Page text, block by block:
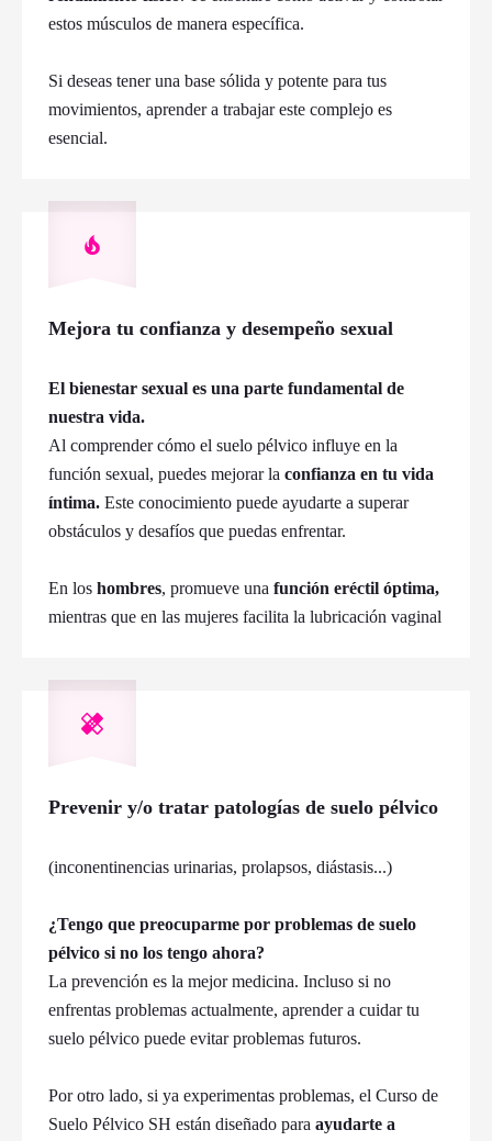
estos músculos de manera específica.
Si deseas tener una base sólida y potente para tus
movimientos, aprender a trabajar este complejo es
esencial.
Mejora tu confianza y desempeño sexual
El bienestar sexual es una parte fundamental de
nuestra vida.
Al comprender cómo el suelo pélvico influye en la
función sexual, puedes mejorar la confianza en tu vida
íntima. Este conocimiento puede ayudarte a superar
obstáculos y desafíos que puedas enfrentar.
En los hombres, promueve una función eréctil óptima,
mientras que en las mujeres facilita la lubricación vaginal
Prevenir y/o tratar patologías de suelo pélvico
(inconentinencias urinarias, prolapsos, diástasis...)
¿Tengo que preocuparme por problemas de suelo
pélvico si no los tengo ahora?
La prevención es la mejor medicina. Incluso si no
enfrentas problemas actualmente, aprender a cuidar tu
suelo pélvico puede evitar problemas futuros.
Por otro lado, si ya experimentas problemas, el Curso de
Suelo Pélvico SH están diseñado para ayudarte a